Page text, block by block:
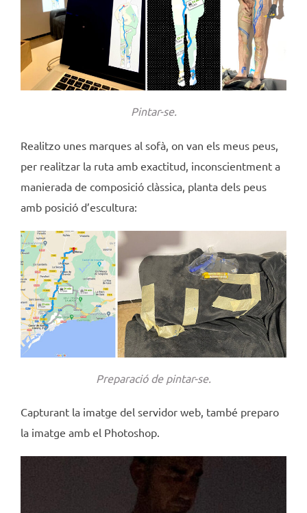
Pintar-se.
Realitzo unes marques al sofà, on van els meus peus,
per realitzar la ruta amb exactitud, inconscientment a
manierada de composició clàssica, planta dels peus
amb posició d’escultura:
Preparació de pintar-se.
Capturant la imatge del servidor web, també preparo
la imatge amb el Photoshop.